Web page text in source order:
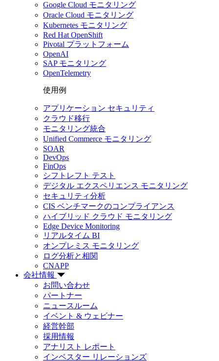
Google Cloud モニタリング
Oracle Cloud モニタリング
Kubernetes モニタリング
Red Hat OpenShift
Pivotal プラットフォーム
OpenAI
SAP モニタリング
OpenTelemetry
使用例
アプリケーション セキュリティ
クラウド移行
モニタリング統合
Unified Commerce モニタリング
SOAR
DevOps
FinOps
シフトレフト テスト
デジタル エクスペリエンス モニタリング
セキュリティ分析
CIS ベンチマークのコンプライアンス
ハイブリッド クラウド モニタリング
Edge Device Monitoring
リアルタイム BI
オンプレミス モニタリング
ログ分析と相関
CNAPP
会社情報
お問い合わせ
パートナー
ニュースルーム
イベント & ウェビナー
経営幹部
採用情報
アナリスト レポート
インベスター リレーションズ